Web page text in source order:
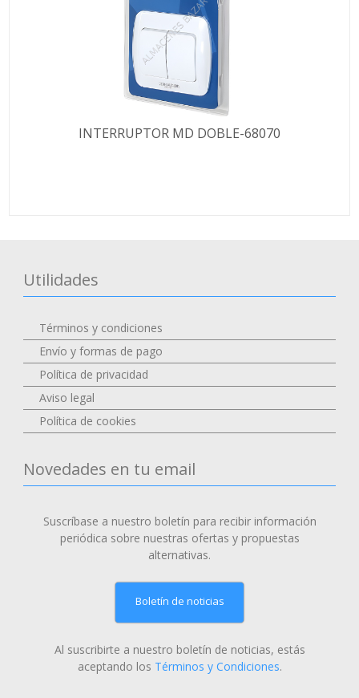
INTERRUPTOR MD DOBLE-68070
Utilidades
Términos y condiciones
Envío y formas de pago
Política de privacidad
Aviso legal
Política de cookies
Novedades en tu email
Suscríbase a nuestro boletín para recibir información
periódica sobre nuestras ofertas y propuestas
alternativas.
Boletín de noticias
Al suscribirte a nuestro boletín de noticias, estás
aceptando los Términos y Condiciones.